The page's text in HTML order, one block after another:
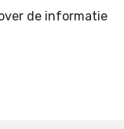
de informatie